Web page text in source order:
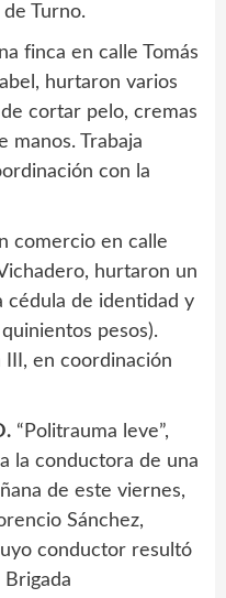
Turno.
finca en calle Tomás
hurtaron varios
cortar pelo, cremas
manos. Trabaja
con la
comercio en calle
hurtaron un
cédula de identidad y
pesos).
III, en coordinación
“Politrauma leve”,
la conductora de una
de este viernes,
Sánchez,
conductor resultó
Brigada